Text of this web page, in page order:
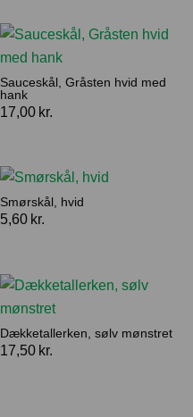
Sauceskål, Gråsten hvid med
hank
17,00 kr.
Smørskål, hvid
5,60 kr.
Dækketallerken, sølv mønstret
17,50 kr.